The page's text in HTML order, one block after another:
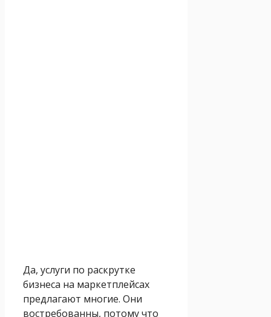
Да, услуги по раскрутке
бизнеса на маркетплейсах
предлагают многие. Они
востребованны, потому что